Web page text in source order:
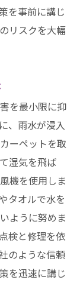
を事前に講じ
リスクを大幅
を最小限に抑
、雨水が浸入
ーペットを取
湿気を飛ば
機を使用しま
タオルで水を
ように努めま
検と修理を依
のような信頼
を迅速に講じ